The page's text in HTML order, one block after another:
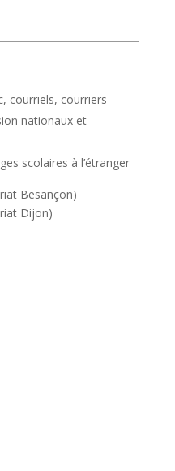
courriels, courriers
nationaux et
scolaires à l’étranger
Besançon)
Dijon)